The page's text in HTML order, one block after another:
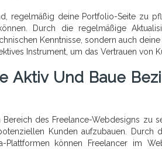
regelmäßig deine Portfolio-Seite zu
Durch die regelmäßige
Kenntnisse, sondern auch
Instrument, um das Vertrauen
Aktiv Und Baue
des Freelance-Webdesigns zu
Kunden aufzubauen. Durch
Plattformen können Freelancer im